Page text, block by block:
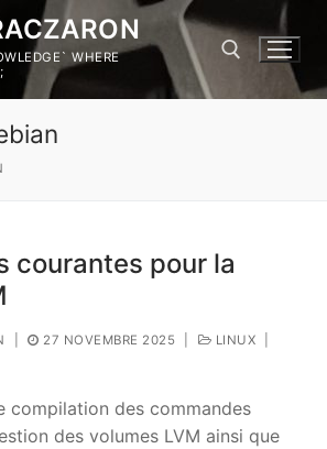
WHERE
courantes pour la
27 NOVEMBRE 2025 LINUX
compilation des commandes
des volumes LVM ainsi que